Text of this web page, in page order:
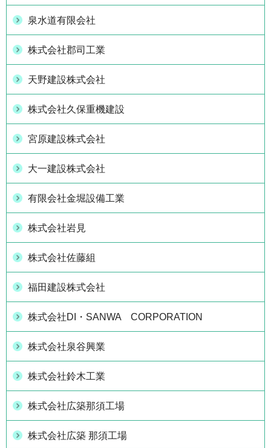
泉水道有限会社
株式会社郡司工業
天野建設株式会社
株式会社久保重機建設
宮原建設株式会社
大一建設株式会社
有限会社金堀設備工業
株式会社岩見
株式会社佐藤組
福田建設株式会社
株式会社DI・SANWA CORPORATION
株式会社泉谷興業
株式会社鈴木工業
株式会社広築那須工場
株式会社広築 那須工場